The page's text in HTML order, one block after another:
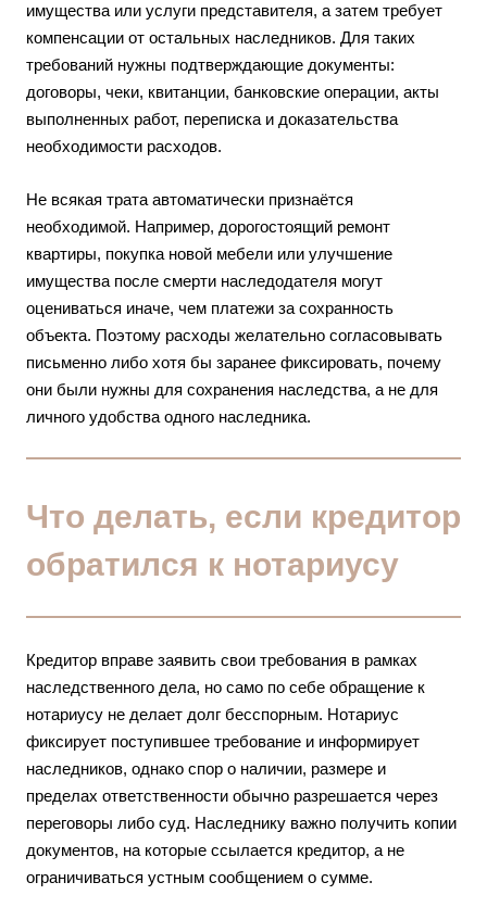
имущества или услуги представителя, а затем требует
компенсации от остальных наследников. Для таких
требований нужны подтверждающие документы:
договоры, чеки, квитанции, банковские операции, акты
выполненных работ, переписка и доказательства
необходимости расходов.
Не всякая трата автоматически признаётся
необходимой. Например, дорогостоящий ремонт
квартиры, покупка новой мебели или улучшение
имущества после смерти наследодателя могут
оцениваться иначе, чем платежи за сохранность
объекта. Поэтому расходы желательно согласовывать
письменно либо хотя бы заранее фиксировать, почему
они были нужны для сохранения наследства, а не для
личного удобства одного наследника.
Что делать, если кредитор
обратился к нотариусу
Кредитор вправе заявить свои требования в рамках
наследственного дела, но само по себе обращение к
нотариусу не делает долг бесспорным. Нотариус
фиксирует поступившее требование и информирует
наследников, однако спор о наличии, размере и
пределах ответственности обычно разрешается через
переговоры либо суд. Наследнику важно получить копии
документов, на которые ссылается кредитор, а не
ограничиваться устным сообщением о сумме.